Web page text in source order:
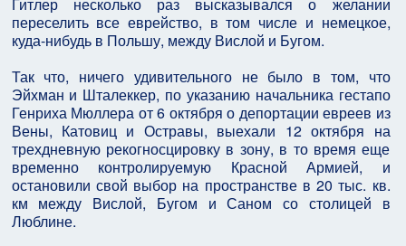
переселить все еврейство, в том числе и немецкое,
куда-нибудь в Польшу, между Вислой и Бугом.
Так что, ничего удивительного не было в том, что
Эйхман и Шталеккер, по указанию начальника гестапо
Генриха Мюллера от 6 октября о депортации евреев из
Вены, Катовиц и Остравы, выехали 12 октября на
трехдневную рекогносцировку в зону, в то время еще
временно контролируемую Красной Армией, и
остановили свой выбор на пространстве в 20 тыс. кв.
км между Вислой, Бугом и Саном со столицей в
Люблине.